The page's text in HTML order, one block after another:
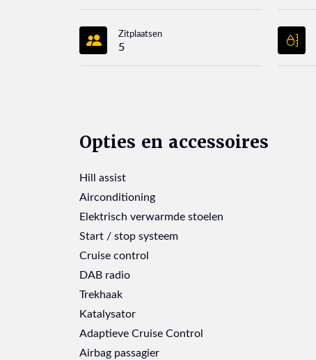
Zitplaatsen
5
Opties en accessoires
Hill assist
Airconditioning
Elektrisch verwarmde stoelen
Start / stop systeem
Cruise control
DAB radio
Trekhaak
Katalysator
Adaptieve Cruise Control
Airbag passagier